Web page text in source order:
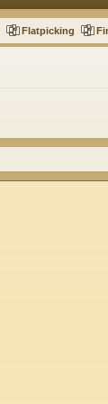
Flatpicking